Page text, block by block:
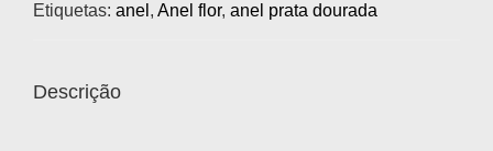
Etiquetas: anel , Anel flor, anel prata dourada
Descrição